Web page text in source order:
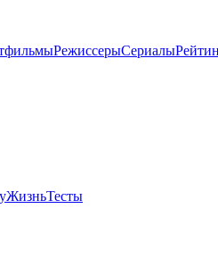
РежиссерыСериалы
ЖизньТесты